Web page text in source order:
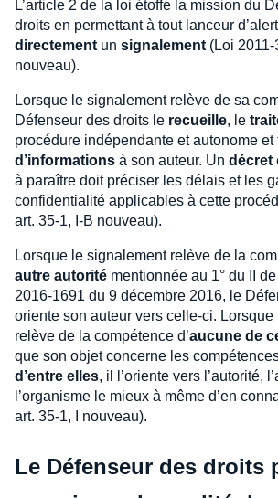
L’article 2 de la loi étoffe la mission du
droits en permettant à tout lanceur
directement un signalement (Loi 2011-
nouveau).
Lorsque le signalement relève de sa
Défenseur des droits le recueille, le
procédure indépendante et autonome et
d’informations à son auteur. Un décret
à paraître doit préciser les délais et les
confidentialité applicables à cette
art. 35-1, I-B nouveau).
Lorsque le signalement relève de la
autre autorité mentionnée au 1° du II
2016-1691 du 9 décembre 2016, le
oriente son auteur vers celle‑ci.
relève de la compétence d’aucune de
que son objet concerne les
d’entre elles, il l’oriente vers l’autorité,
l’organisme le mieux à même d’en
art. 35-1, I nouveau).
Le Défenseur des droits